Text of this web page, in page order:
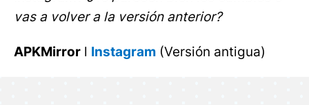
vas a volver a la versión anterior?
APKMirror l Instagram (Versión antigua)